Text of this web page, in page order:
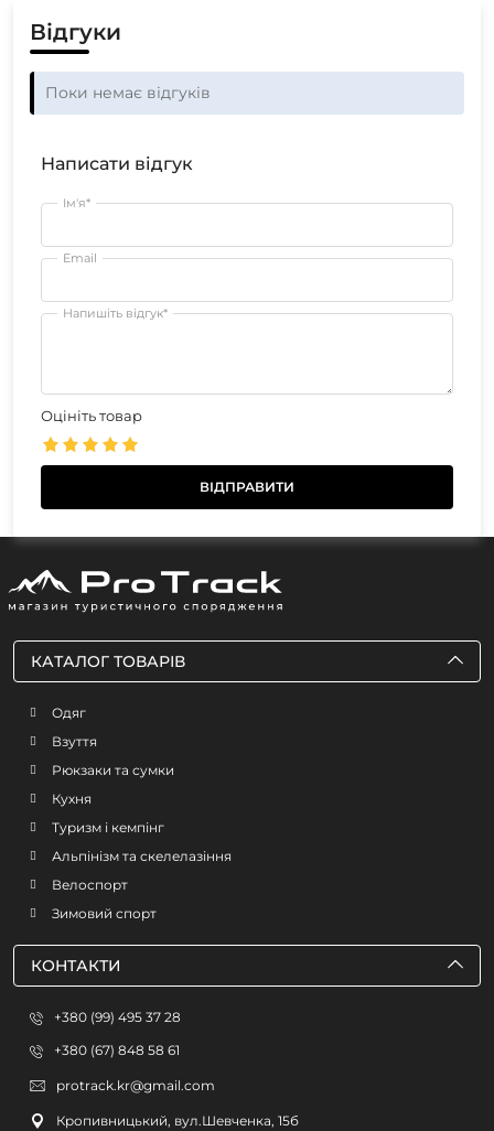
Відгуки
Поки немає відгуків
Написати відгук
Ім'я*
Email
Напишіть відгук*
Оцініть товар
КАТАЛОГ ТОВАРІВ
Одяг
Взуття
Рюкзаки та сумки
Кухня
Туризм і кемпінг
Альпінізм та скелелазіння
Велоспорт
Зимовий спорт
КОНТАКТИ
+380 (99) 495 37 28
+380 (67) 848 58 61
protrack.kr@gmail.com
Кропивницький, вул.Шевченка, 15б